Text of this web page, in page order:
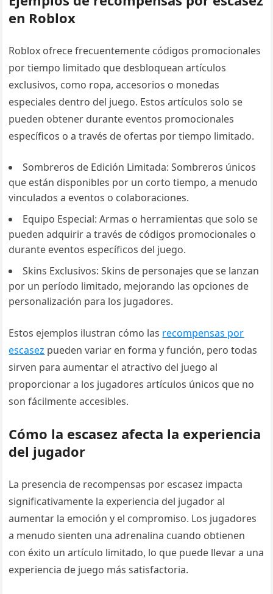
en Roblox
Roblox ofrece frecuentemente códigos promocionales
por tiempo limitado que desbloquean artículos
exclusivos, como ropa, accesorios o monedas
especiales dentro del juego. Estos artículos solo se
pueden obtener durante eventos promocionales
específicos o a través de ofertas por tiempo limitado.
Sombreros de Edición Limitada: Sombreros únicos
que están disponibles por un corto tiempo, a menudo
vinculados a eventos o colaboraciones.
Equipo Especial: Armas o herramientas que solo se
pueden adquirir a través de códigos promocionales o
durante eventos específicos del juego.
Skins Exclusivos: Skins de personajes que se lanzan
por un período limitado, mejorando las opciones de
personalización para los jugadores.
Estos ejemplos ilustran cómo las recompensas por
escasez pueden variar en forma y función, pero todas
sirven para aumentar el atractivo del juego al
proporcionar a los jugadores artículos únicos que no
son fácilmente accesibles.
Cómo la escasez afecta la experiencia
del jugador
La presencia de recompensas por escasez impacta
significativamente la experiencia del jugador al
aumentar la emoción y el compromiso. Los jugadores
a menudo sienten una adrenalina cuando obtienen
con éxito un artículo limitado, lo que puede llevar a una
experiencia de juego más satisfactoria.